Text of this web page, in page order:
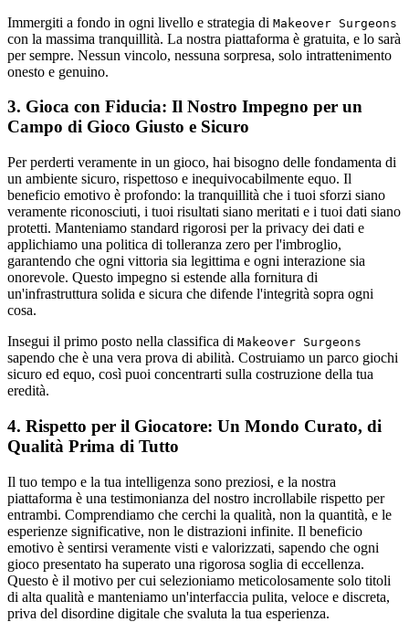
Immergiti a fondo in ogni livello e strategia di Makeover Surgeons
con la massima tranquillità. La nostra piattaforma è gratuita, e lo sarà
per sempre. Nessun vincolo, nessuna sorpresa, solo intrattenimento
onesto e genuino.
3. Gioca con Fiducia: Il Nostro Impegno per un
Campo di Gioco Giusto e Sicuro
Per perderti veramente in un gioco, hai bisogno delle fondamenta di
un ambiente sicuro, rispettoso e inequivocabilmente equo. Il
beneficio emotivo è profondo: la tranquillità che i tuoi sforzi siano
veramente riconosciuti, i tuoi risultati siano meritati e i tuoi dati siano
protetti. Manteniamo standard rigorosi per la privacy dei dati e
applichiamo una politica di tolleranza zero per l'imbroglio,
garantendo che ogni vittoria sia legittima e ogni interazione sia
onorevole. Questo impegno si estende alla fornitura di
un'infrastruttura solida e sicura che difende l'integrità sopra ogni
cosa.
Insegui il primo posto nella classifica di Makeover Surgeons
sapendo che è una vera prova di abilità. Costruiamo un parco giochi
sicuro ed equo, così puoi concentrarti sulla costruzione della tua
eredità.
4. Rispetto per il Giocatore: Un Mondo Curato, di
Qualità Prima di Tutto
Il tuo tempo e la tua intelligenza sono preziosi, e la nostra
piattaforma è una testimonianza del nostro incrollabile rispetto per
entrambi. Comprendiamo che cerchi la qualità, non la quantità, e le
esperienze significative, non le distrazioni infinite. Il beneficio
emotivo è sentirsi veramente visti e valorizzati, sapendo che ogni
gioco presentato ha superato una rigorosa soglia di eccellenza.
Questo è il motivo per cui selezioniamo meticolosamente solo titoli
di alta qualità e manteniamo un'interfaccia pulita, veloce e discreta,
priva del disordine digitale che svaluta la tua esperienza.